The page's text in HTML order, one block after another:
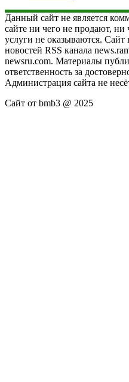
Данный сайт не является
сайте ни чего не продают,
услуги не оказываются. Сайт
новостей RSS канала
newsru.com. Материалы
ответственность за
Администрация сайта не
Сайт от bmb3 @ 2025